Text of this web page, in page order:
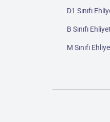
D1 Sınıfı
B Sınıfı Ehliyet
M Sınıfı